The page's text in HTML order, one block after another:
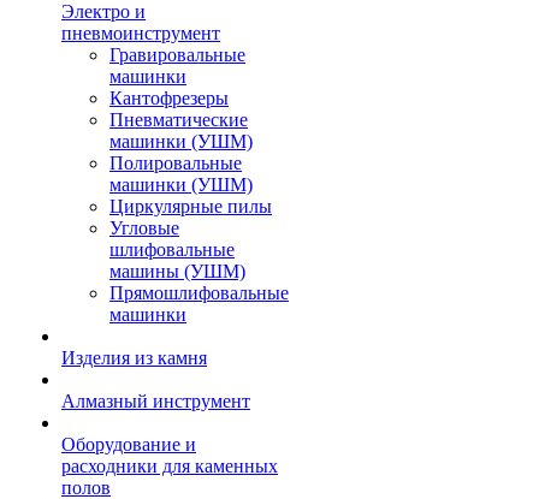
Электро и
пневмоинструмент
Гравировальные
машинки
Кантофрезеры
Пневматические
машинки (УШМ)
Полировальные
машинки (УШМ)
Циркулярные пилы
Угловые
шлифовальные
машины (УШМ)
Прямошлифовальные
машинки
Изделия из камня
Алмазный инструмент
Оборудование и
расходники для каменных
полов